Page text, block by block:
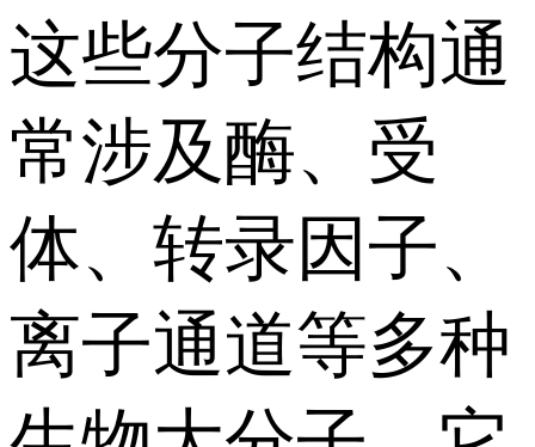
这些分子结构通
常涉及酶、受
体、转录因子、
离子通道等多种